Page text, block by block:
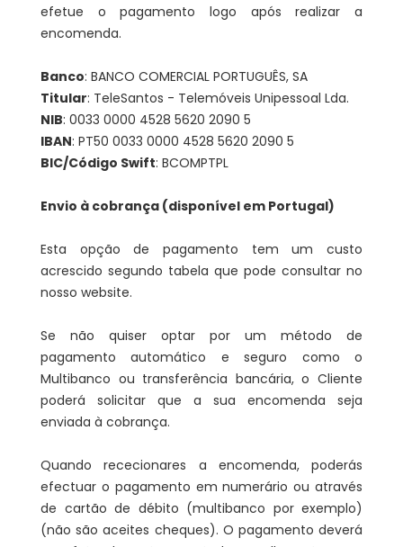
efetue o pagamento logo após realizar a
encomenda.
Banco: BANCO COMERCIAL PORTUGUÊS, SA
Titular: TeleSantos - Telemóveis Unipessoal Lda.
NIB: 0033 0000 4528 5620 2090 5
IBAN: PT50 0033 0000 4528 5620 2090 5
BIC/Código Swift: BCOMPTPL
Envio à cobrança (disponível em Portugal)
Esta opção de pagamento tem um custo
acrescido segundo tabela que pode consultar no
nosso website.
Se não quiser optar por um método de
pagamento automático e seguro como o
Multibanco ou transferência bancária, o Cliente
poderá solicitar que a sua encomenda seja
enviada à cobrança.
Quando rececionares a encomenda, poderás
efectuar o pagamento em numerário ou através
de cartão de débito (multibanco por exemplo)
(não são aceites cheques). O pagamento deverá